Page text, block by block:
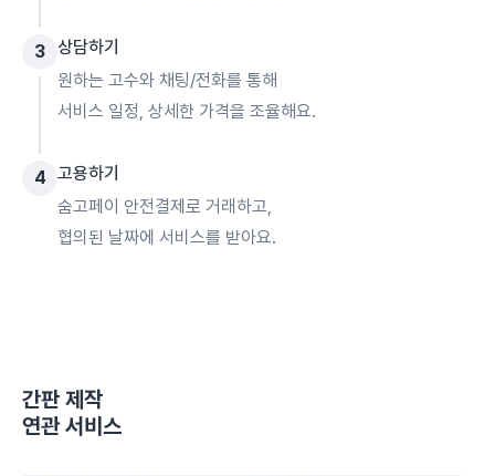
3 상담하기
원하는 고수와 채팅/전화를 통해
서비스 일정, 상세한 가격을 조율해요.
4 고용하기
숨고페이 안전결제로 거래하고,
협의된 날짜에 서비스를 받아요.
간판 제작
연관 서비스